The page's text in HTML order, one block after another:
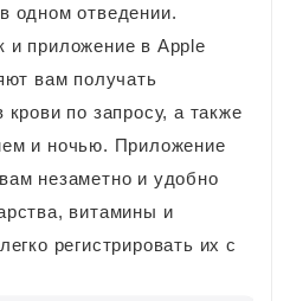
одном отведении.
и приложение в Apple
вам получать
крови по запросу, а также
​​и ночью. Приложение
незаметно и удобно
витамины и
регистрировать их с